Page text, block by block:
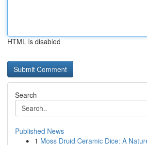
HTML is disabled
Search
Published News
1 Moss Druid Ceramic Dice: A